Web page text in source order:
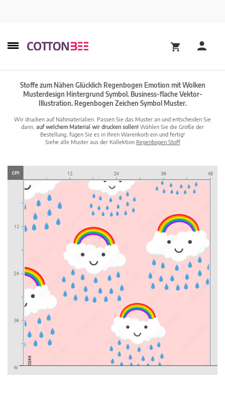
Stoffe zum Nähen Glücklich Regenbogen Emotion mit Wolken
Musterdesign Hintergrund Symbol. Business-flache Vektor-
Illustration. Regenbogen Zeichen Symbol Muster.
Wir drucken auf Nähmaterialien. Passen Sie das Muster an und entscheiden Sie
dann, auf welchem Material wir drucken sollen! Wählen Sie die Größe der
Bestellung, fügen Sie es in Ihren Warenkorb ein und fertig!
Siehe alle Muster aus der Kollektion Regenbogen Stoff